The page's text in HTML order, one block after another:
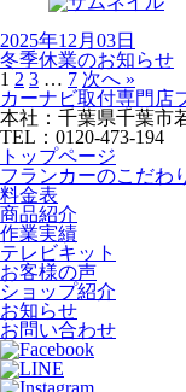
2025年12月03日
冬季休業のお知らせ
1 2 3 … 7 次へ »
カーナビ取付専⾨店
本社：千葉県千葉市
TEL：0120-473-194
トップページ
フランカーのこだわ
料金表
商品紹介
作業実績
テレビキット
お客様の声
ショップ紹介
お知らせ
お問い合わせ